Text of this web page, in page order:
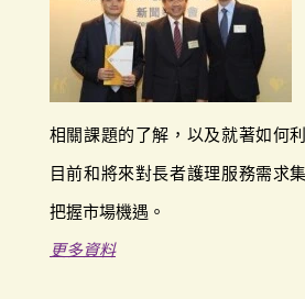
相關課題的了解，以及就著如何
目前和將來對長者護理服務需求
把握市場機遇。
更多資料